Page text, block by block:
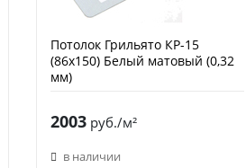
Потолок Грильято КР-15
(86х150) Белый матовый (0,32
мм)
2003 руб./м²
в наличии